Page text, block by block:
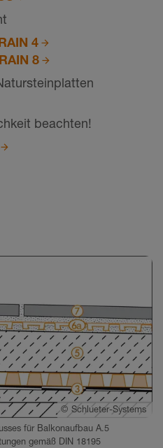
4
8
beachten!
© Schlueter-Systems
für Balkonaufbau A.5
gemäß DIN 18195